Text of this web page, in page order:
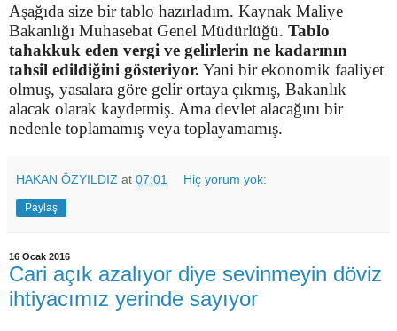
Aşağıda size bir tablo hazırladım. Kaynak Maliye
Bakanlığı Muhasebat Genel Müdürlüğü. Tablo
tahakkuk eden vergi ve gelirlerin ne kadarının
tahsil edildiğini gösteriyor. Yani bir ekonomik faaliyet
olmuş, yasalara göre gelir ortaya çıkmış, Bakanlık
alacak olarak kaydetmiş. Ama devlet alacağını bir
nedenle toplamamış veya toplayamamış.
HAKAN ÖZYILDIZ at 07:01 Hiç yorum yok:
Paylaş
16 Ocak 2016
Cari açık azalıyor diye sevinmeyin döviz
ihtiyacımız yerinde sayıyor